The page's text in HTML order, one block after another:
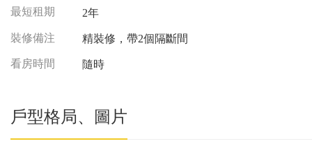
最短租期 2年
裝修備注 精裝修，帶2個隔斷間
看房時間 隨時
戶型格局、圖片